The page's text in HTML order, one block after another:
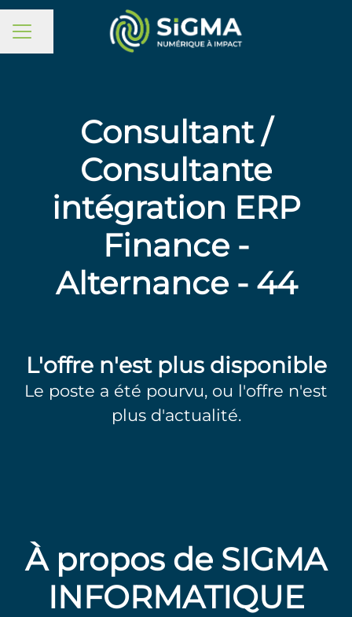
MENU CARRIÈRE
Partager la page
Consultant /
Consultante
intégration ERP
Finance -
Alternance - 44
L'offre n'est plus disponible
Le poste a été pourvu, ou l'offre n'est
plus d'actualité.
À propos de SIGMA
INFORMATIQUE